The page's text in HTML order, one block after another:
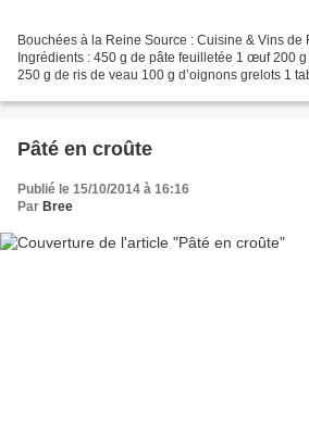
Bouchées à la Reine Source : Cuisine & Vins
Ingrédients : 450 g de pâte feuilletée 1 œuf 200
250 g de ris de veau 100 g d’oignons grelots 1
Pâté en croûte
Publié le 15/10/2014 à 16:16
Par Bree